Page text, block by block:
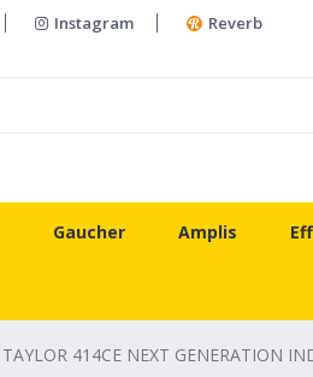
Instagram Reverb
Gaucher Amplis
TAYLOR 414CE NEXT GENERATION